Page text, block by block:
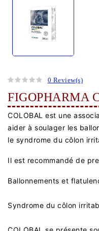
0 Review(s)
FIGOPHARMA
COLOBAL est une
aider à soulager les
le syndrome du côlon
Il est recommandé de
Ballonnements et
Syndrome du côlon